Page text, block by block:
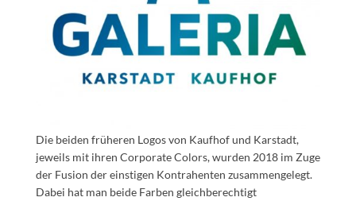
Die beiden früheren Logos von Kaufhof und Karstadt,
jeweils mit ihren Corporate Colors, wurden 2018 im Zuge
der Fusion der einstigen Kontrahenten zusammengelegt.
Dabei hat man beide Farben gleichberechtigt